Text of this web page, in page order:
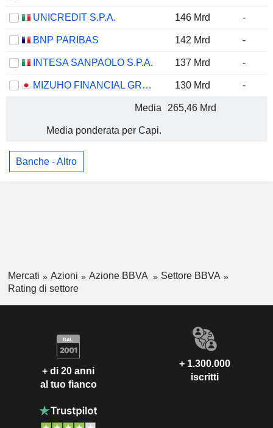
UNICREDIT S.P.A. 146 Mrd -
BNP PARIBAS 142 Mrd -
INTESA SANPAOLO S.P.A. 137 Mrd -
MIZUHO FINANCIAL GROUP, INC. 130 Mrd -
Media 265,46 Mrd
Media ponderata per Capi.
Banche - Altro
Mercati Azioni Azione BBVA
Settore BBVA
Rating di settore
+ di 20 anni
al tuo fianco
+ 1.300.000
iscritti